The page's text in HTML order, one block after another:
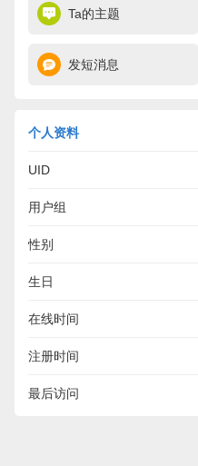
Ta的主题
发短消息
个人资料
UID
用户组
性别
生日
在线时间
注册时间
最后访问